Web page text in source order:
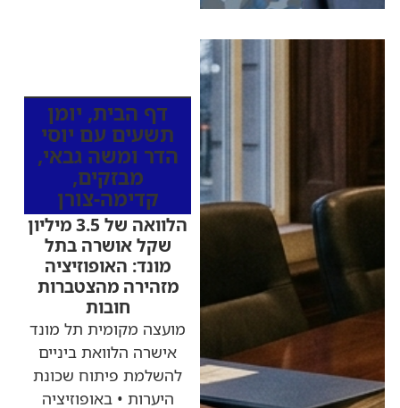
דף הבית, יומן
תשעים עם יוסי
הדר ומשה גבאי,
מבזקים,
קדימה-צורן
הלוואה של 3.5 מיליון
שקל אושרה בתל
מונד: האופוזיציה
מזהירה מהצטברות
חובות
מועצה מקומית תל מונד
אישרה הלוואת ביניים
להשלמת פיתוח שכונת
היערות • באופוזיציה